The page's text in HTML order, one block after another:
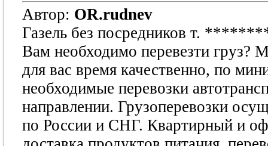
Автор: OR.rudnev
Газель без посредников т.
Вам необходимо перевезти груз?
для вас время качественно, по
необходимые перевозки
направлении. Грузоперевозки
по России и СНГ. Квартирный и